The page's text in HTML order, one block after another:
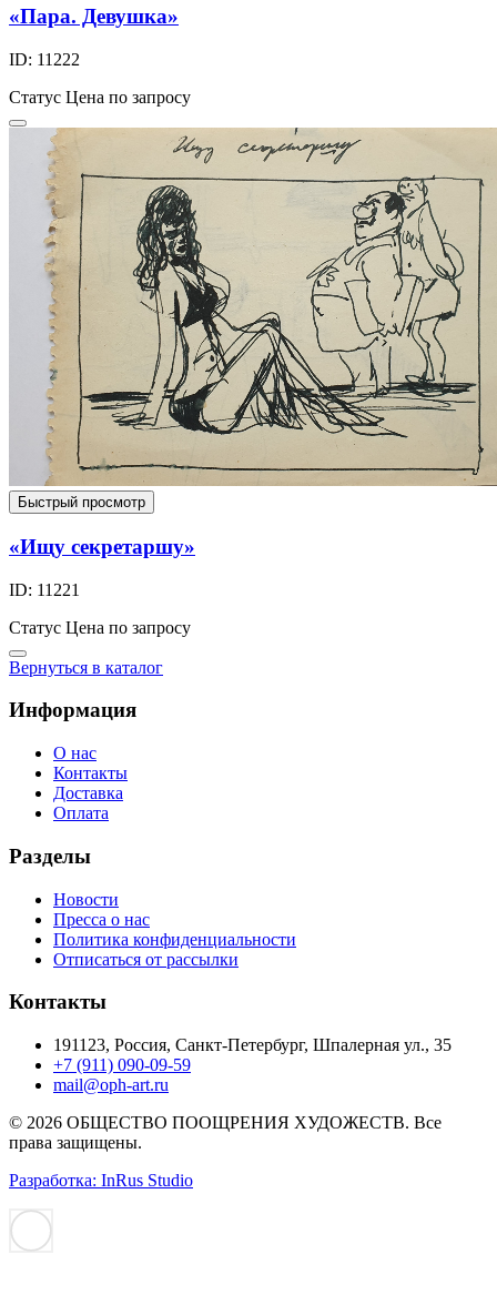
«Пара. Девушка»
ID: 11222
Статус Цена по запросу
Быстрый просмотр
«Ищу секретаршу»
ID: 11221
Статус Цена по запросу
Вернуться в каталог
Информация
О нас
Контакты
Доставка
Оплата
Разделы
Новости
Пресса о нас
Политика конфиденциальности
Отписаться от рассылки
Контакты
191123, Россия, Санкт-Петербург, Шпалерная ул., 35
+7 (911) 090-09-59
mail@oph-art.ru
© 2026 ОБЩЕСТВО ПООЩРЕНИЯ ХУДОЖЕСТВ. Все
права защищены.
Разработка: InRus Studio